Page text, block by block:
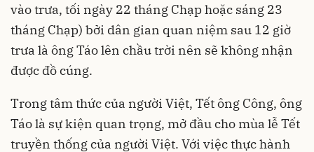
vào trưa, tối ngày 22 tháng Chạp hoặc sáng 23
tháng Chạp) bởi dân gian quan niệm sau 12 giờ
trưa là ông Táo lên chầu trời nên sẽ không nhận
được đồ cúng.
Trong tâm thức của người Việt, Tết ông Công, ông
Táo là sự kiện quan trọng, mở đầu cho mùa lễ Tết
truyền thống của người Việt. Với việc thực hành